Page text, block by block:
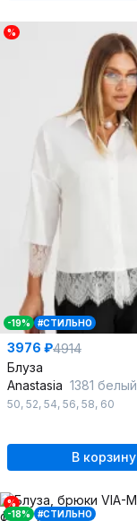
%
-19% #СТИЛЬНО
3976 ₽4914
Блуза
Anastasia 1381 белый
50, 52, 54, 56, 58, 60
В корзину
%
-18%
#СТИЛЬНО